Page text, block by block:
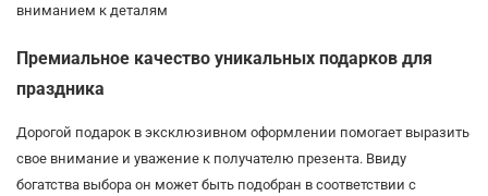
вниманием к деталям
Премиальное качество уникальных подарков для
праздника
Дорогой подарок в эксклюзивном оформлении помогает выразить
свое внимание и уважение к получателю презента. Ввиду
богатства выбора он может быть подобран в соответствии с